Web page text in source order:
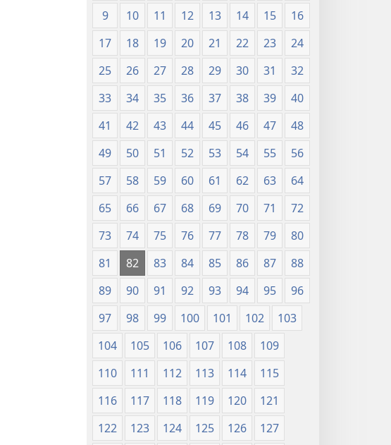
9
10 11 12 13 14 15
16
17
18 19 20 21 22 23
24
25
26 27 28 29 30 31
32
33
34 35 36 37 38 39
40
41
42 43 44 45 46 47
48
49
50 51 52 53 54 55
56
57
58 59 60 61 62 63
64
65
66 67 68 69 70 71
72
73
74 75 76 77 78 79
80
81
82 83 84 85 86 87
88
89
90 91 92 93 94 95
96
97
98 99 100 101 102
103
104
105 106 107 108
109
110
111 112 113 114
115
116
117 118 119 120
121
122
123 124 125 126
127